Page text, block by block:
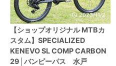
2023/11/2
【ショップオリジナル MTBカ
スタム】SPECIALIZED
KENEVO SL COMP CARBON
29│バンピーパス 水戸